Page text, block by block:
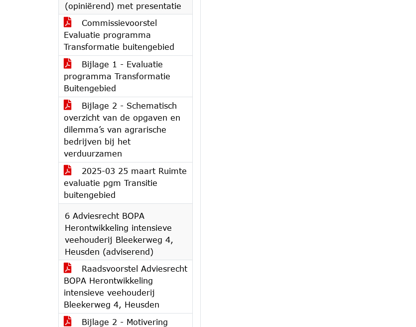
(opiniërend) met presentatie
Commissievoorstel
Evaluatie programma
Transformatie buitengebied
Bijlage 1 - Evaluatie
programma Transformatie
Buitengebied
Bijlage 2 - Schematisch
overzicht van de opgaven en
dilemma’s van agrarische
bedrijven bij het
verduurzamen
2025-03 25 maart Ruimte
evaluatie pgm Transitie
buitengebied
6 Adviesrecht BOPA
Herontwikkeling intensieve
veehouderij Bleekerweg 4,
Heusden (adviserend)
Raadsvoorstel Adviesrecht
BOPA Herontwikkeling
intensieve veehouderij
Bleekerweg 4, Heusden
Bijlage 2 - Motivering